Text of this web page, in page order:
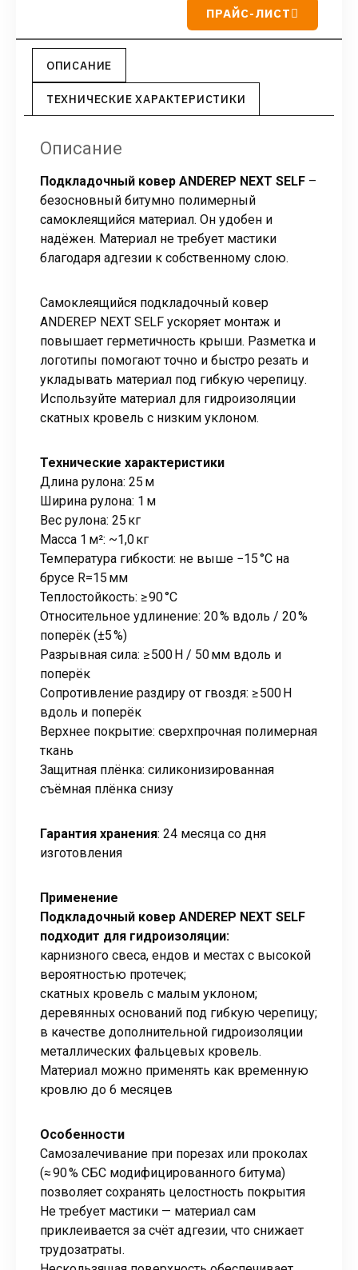
ПРАЙС-ЛИСТ
ОПИСАНИЕ
ТЕХНИЧЕСКИЕ ХАРАКТЕРИСТИКИ
Описание
Подкладочный ковер ANDEREP NEXT SELF –
безосновный битумно полимерный
самоклеящийся материал. Он удобен и
надёжен. Материал не требует мастики
благодаря адгезии к собственному слою.
Самоклеящийся подкладочный ковер
ANDEREP NEXT SELF ускоряет монтаж и
повышает герметичность крыши. Разметка и
логотипы помогают точно и быстро резать и
укладывать материал под гибкую черепицу.
Используйте материал для гидроизоляции
скатных кровель с низким уклоном.
Технические характеристики
Длина рулона: 25 м
Ширина рулона: 1 м
Вес рулона: 25 кг
Масса 1 м²: ~1,0 кг
Температура гибкости: не выше −15 °C на
брусе R=15 мм
Теплостойкость: ≥ 90 °C
Относительное удлинение: 20 % вдоль / 20 %
поперёк (±5 %)
Разрывная сила: ≥ 500 Н / 50 мм вдоль и
поперёк
Сопротивление раздиру от гвоздя: ≥ 500 Н
вдоль и поперёк
Верхнее покрытие: сверхпрочная полимерная
ткань
Защитная плёнка: силиконизированная
съёмная плёнка снизу
Гарантия хранения: 24 месяца со дня
изготовления
Применение
Подкладочный ковер ANDEREP NEXT SELF
подходит для гидроизоляции:
карнизного свеса, ендов и местах с высокой
вероятностью протечек;
скатных кровель с малым уклоном;
деревянных оснований под гибкую черепицу;
в качестве дополнительной гидроизоляции
металлических фальцевых кровель.
Материал можно применять как временную
кровлю до 6 месяцев
Особенности
Самозалечивание при порезах или проколах
(≈ 90 % СБС модифицированного битума)
позволяет сохранять целостность покрытия
Не требует мастики — материал сам
приклеивается за счёт адгезии, что снижает
трудозатраты.